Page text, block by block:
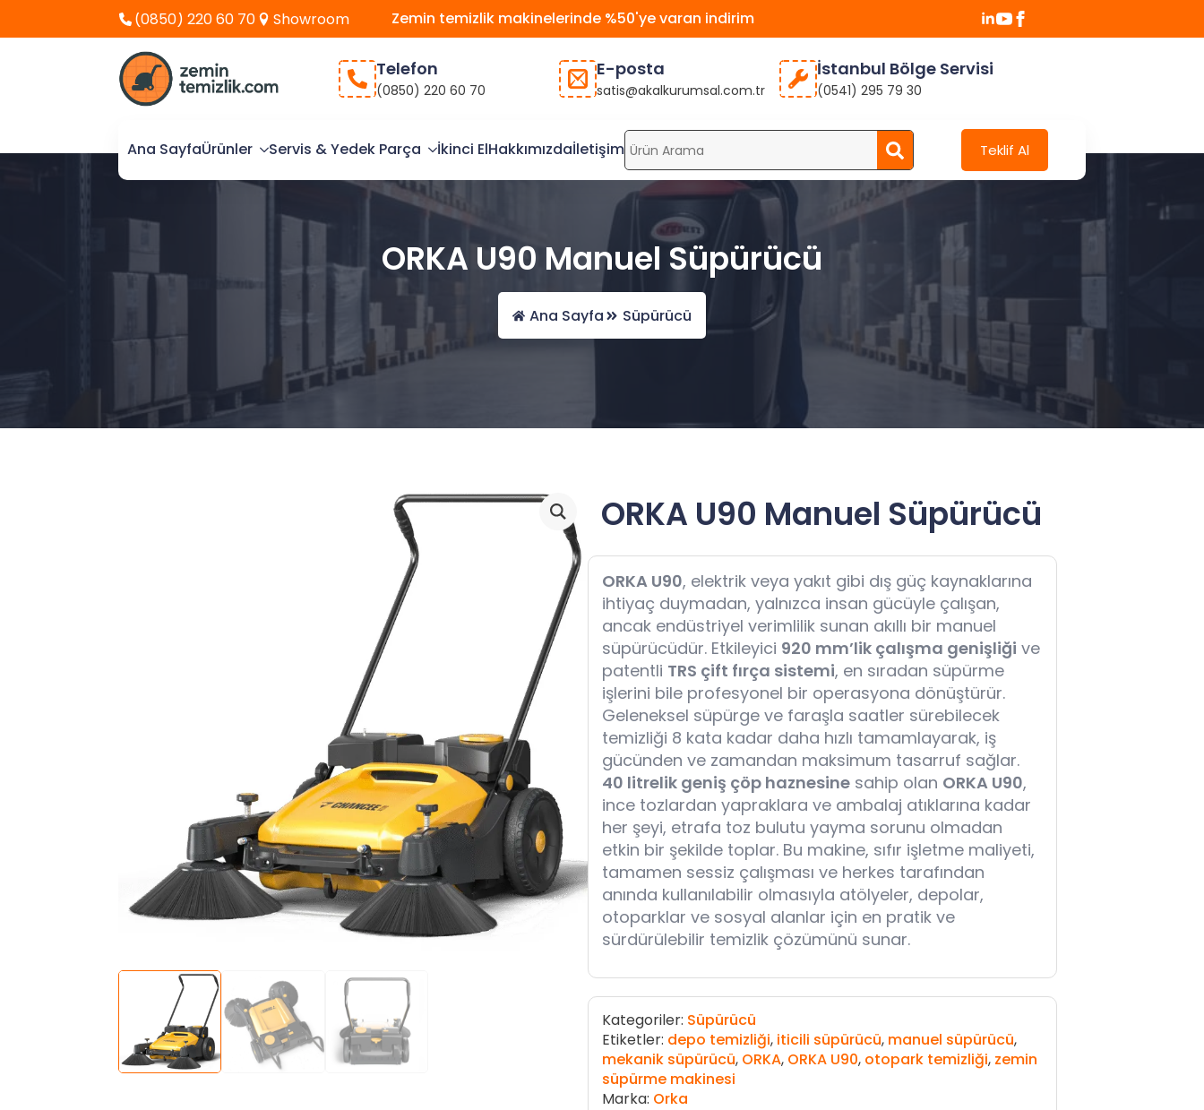
(0850) 220 60 70 Showroom Zemin temizlik makinelerinde %50'ye varan indirim
Telefon
(0850) 220 60 70
E-posta
satis@akalkurumsal.com.tr
İstanbul Bölge Servisi
(0541) 295 79 30
Ana SayfaÜrünler Servis & Yedek Parça İkinci ElHakkımızdaİletişim
Search
Teklif Al
ORKA U90 Manuel Süpürücü
Ana Sayfa Süpürücü
ORKA U90 Manuel Süpürücü
ORKA U90, elektrik veya yakıt gibi dış güç kaynaklarına
ihtiyaç duymadan, yalnızca insan gücüyle çalışan,
ancak endüstriyel verimlilik sunan akıllı bir manuel
süpürücüdür. Etkileyici 920 mm’lik çalışma genişliği ve
patentli TRS çift fırça sistemi, en sıradan süpürme
işlerini bile profesyonel bir operasyona dönüştürür.
Geleneksel süpürge ve faraşla saatler sürebilecek
temizliği 8 kata kadar daha hızlı tamamlayarak, iş
gücünden ve zamandan maksimum tasarruf sağlar.
40 litrelik geniş çöp haznesine sahip olan ORKA U90,
ince tozlardan yapraklara ve ambalaj atıklarına kadar
her şeyi, etrafa toz bulutu yayma sorunu olmadan
etkin bir şekilde toplar. Bu makine, sıfır işletme maliyeti,
tamamen sessiz çalışması ve herkes tarafından
anında kullanılabilir olmasıyla atölyeler, depolar,
otoparklar ve sosyal alanlar için en pratik ve
sürdürülebilir temizlik çözümünü sunar.
Kategoriler: Süpürücü
Etiketler: depo temizliği, iticili süpürücü, manuel süpürücü,
mekanik süpürücü, ORKA, ORKA U90, otopark temizliği, zemin
süpürme makinesi
Marka: Orka